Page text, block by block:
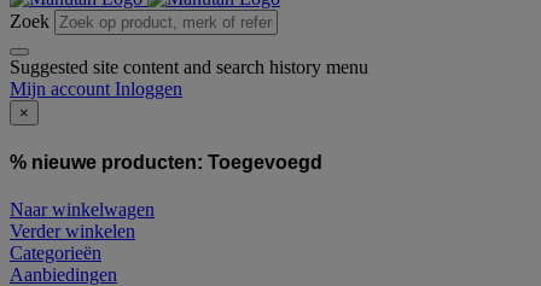
Zoek
Suggested site content and search history menu
Mijn account Inloggen
×
% nieuwe producten: Toegevoegd
Naar winkelwagen
Verder winkelen
Categorieën
Aanbiedingen